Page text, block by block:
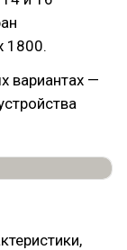
1800.
вариантах —